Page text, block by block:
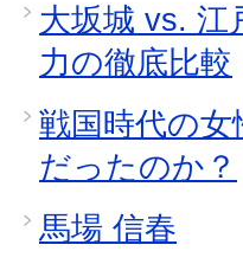
大坂城 vs. 江
力の徹底比較
戦国時代の
だったのか？
馬場 信春